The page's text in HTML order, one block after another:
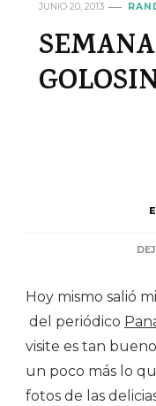
JUNIO 20, 2013
Hoy mismo salió
del periódico
visite es tan
un poco más lo
fotos de las